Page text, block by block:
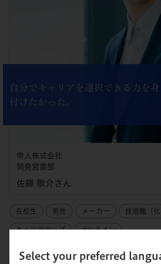
Select your preferred
自分でキャリアを選択できる力を身
付けたかった。
帝人株式会社
開発営業部
佐藤 敬介さん
在校生 男性 メーカー 技術職（化
キャリアアップ オンライン